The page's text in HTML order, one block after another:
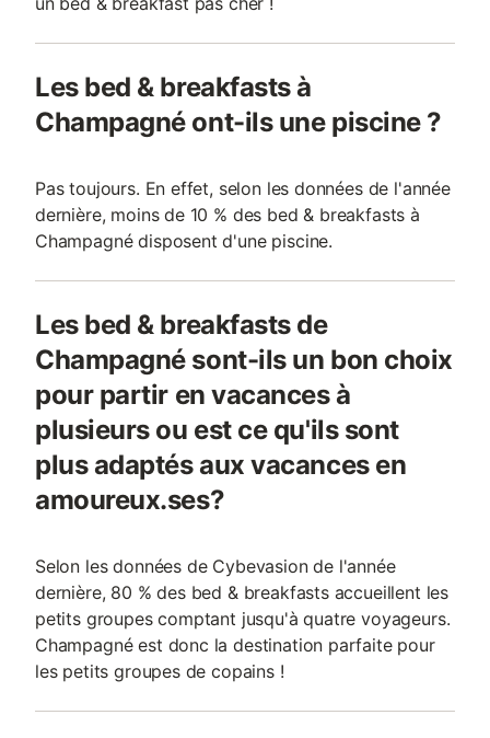
Les bed & breakfasts à
Champagné ont-ils une piscine ?
Pas toujours. En effet, selon les données de l'année
dernière, moins de 10 % des bed & breakfasts à
Champagné disposent d'une piscine.
Les bed & breakfasts de
Champagné sont-ils un bon choix
pour partir en vacances à
plusieurs ou est ce qu'ils sont
plus adaptés aux vacances en
amoureux.ses?
Selon les données de Cybevasion de l'année
dernière, 80 % des bed & breakfasts accueillent les
petits groupes comptant jusqu'à quatre voyageurs.
Champagné est donc la destination parfaite pour
les petits groupes de copains !